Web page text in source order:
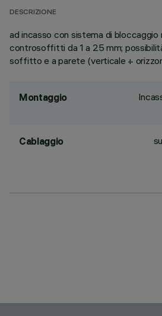
DESCRIZIONE
ad incasso con sistema di
controsoffitti da 1 a 25 mm;
soffitto e a parete (verticale +
Montaggio
Cablaggio